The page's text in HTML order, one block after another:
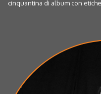
cinquantina di album con